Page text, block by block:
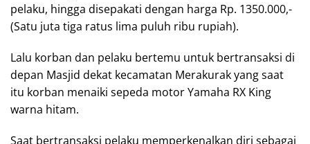
pelaku, hingga disepakati dengan harga Rp. 1350.000,-
(Satu juta tiga ratus lima puluh ribu rupiah).
Lalu korban dan pelaku bertemu untuk bertransaksi di
depan Masjid dekat kecamatan Merakurak yang saat
itu korban menaiki sepeda motor Yamaha RX King
warna hitam.
Saat bertransaksi pelaku memperkenalkan diri sebagai